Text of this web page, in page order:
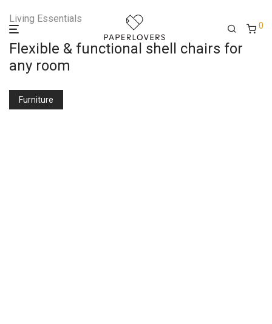
0
Living Essentials
Flexible & functional shell chairs for
any room
Furniture